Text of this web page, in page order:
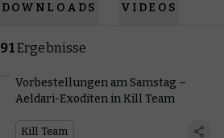
DOWNLOADS VIDEOS
91Ergebnisse
Vorbestellungen am Samstag –
Aeldari-Exoditen in Kill Team
Kill Team